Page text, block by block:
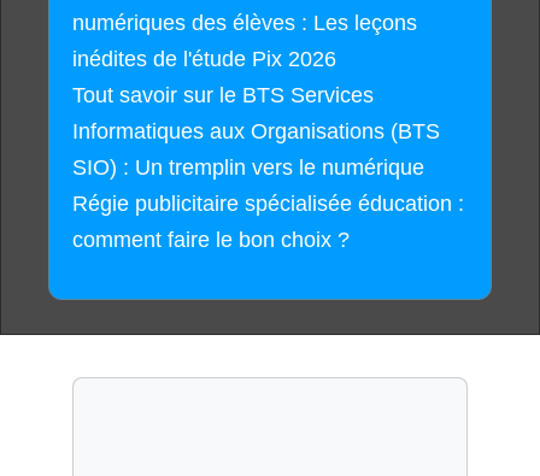
numériques des élèves : Les leçons
inédites de l'étude Pix 2026
Tout savoir sur le BTS Services
Informatiques aux Organisations (BTS
SIO) : Un tremplin vers le numérique
Régie publicitaire spécialisée éducation :
comment faire le bon choix ?